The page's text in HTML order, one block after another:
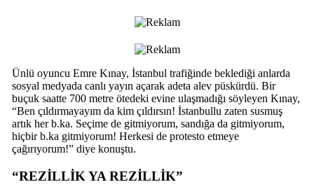
Ünlü oyuncu Emre Kınay, İstanbul trafiğinde beklediği anlarda
sosyal medyada canlı yayın açarak adeta alev püskürdü. Bir
buçuk saatte 700 metre ötedeki evine ulaşmadığı söyleyen Kınay,
“Ben çıldırmayayım da kim çıldırsın! İstanbullu zaten susmuş
artık her b.ka. Seçime de gitmiyorum, sandığa da gitmiyorum,
hiçbir b.ka gitmiyorum! Herkesi de protesto etmeye
çağırıyorum!” diye konuştu.
“REZİLLİK YA REZİLLİK”